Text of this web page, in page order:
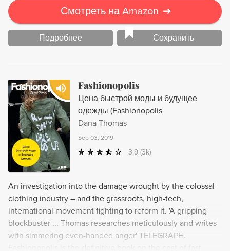
Смотреть на Amazon ➔
Подробнее Сохранить
Fashionopolis
Цена быстрой моды и будущее
одежды (Fashionopolis
Dana Thomas
Sep 03, 2019
3.9 (3k)
An investigation into the damage wrought by the colossal
clothing industry – and the grassroots, high-tech,
international movement fighting to reform it. 'A gripping
blockbuster ... Thomas researches meticulously and writes
with simmering even-handed anger' TELEGRAPH.